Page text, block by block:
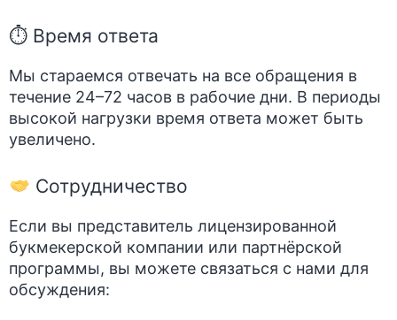
⏱ Время ответа
Мы стараемся отвечать на все обращения в
течение 24–72 часов в рабочие дни. В периоды
высокой нагрузки время ответа может быть
увеличено.
Сотрудничество
Если вы представитель лицензированной
букмекерской компании или партнёрской
программы, вы можете связаться с нами для
обсуждения: